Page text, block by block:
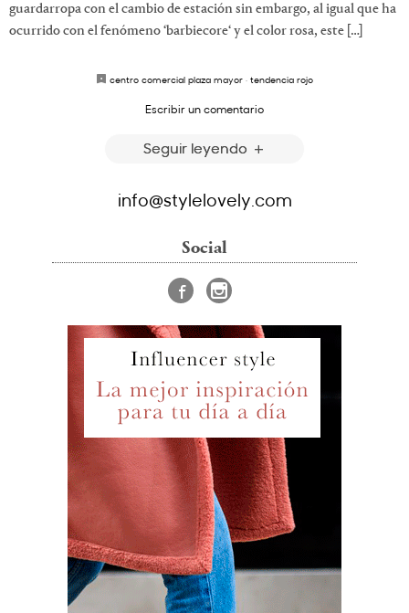
guardarropa con el cambio de estación sin embargo, al igual que ha
ocurrido con el fenómeno ‘barbiecore‘ y el color rosa, este […]
centro comercial plaza mayor · tendencia rojo
Escribir un comentario
Seguir leyendo
info@stylelovely.com
Social